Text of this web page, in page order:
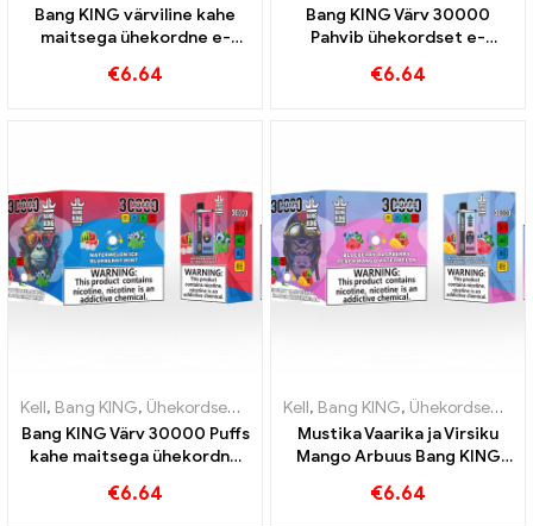
Bang KING värviline kahe
maitsega ühekordne e-
täis maitseid koos
€6.64
Bang KING Värv 30000
Pahvib ühekordset e-
lahedast arbuusijäätisest ja
€6.64
Kell, Bang KING, Ühekordsed e-sigaretid Leedu ,Ühekordsed e-
Bang KING Värv 30000 Puffs
kahe maitsega ühekordne
kombinatsioon mustika
€6.64
Kell, Bang KING, Ühekordsed e-sigaretid Leedu
Mustika Vaarika ja Virsiku
Mango Arbuus Bang KING
kasutatavad e-sigaretid
€6.64